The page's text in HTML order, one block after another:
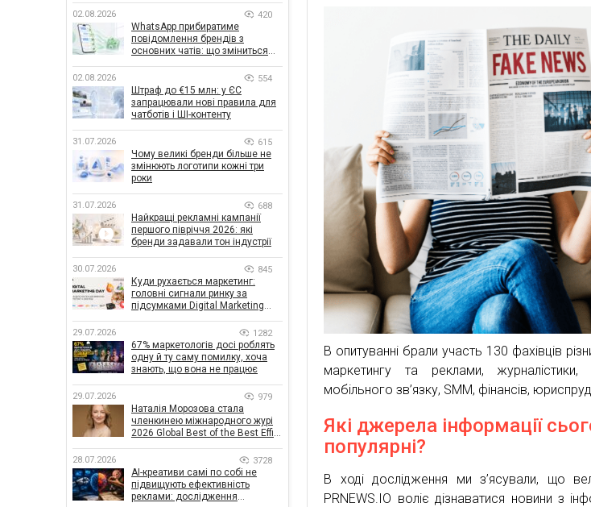
В опитуванні брали участь 130 фахівців
маркетингу та реклами, журналістики,
мобільного зв’язку, SMM, фінансів,
Які джерела інформації
популярні?
В ході дослідження ми з’ясували, що
PRNEWS.IO воліє дізнаватися новини з
02.08.2026 420
WhatsApp прибиратиме
повідомлення брендів з
основних чатів: що зміниться
02.08.2026 554
Штраф до €15 млн: у ЄС
запрацювали нові правила для
чатботів і ШІ-контенту
31.07.2026 615
Чому великі бренди більше не
змінюють логотипи кожні три
роки
31.07.2026 688
Найкращі рекламні кампанії
першого півріччя 2026: які
бренди задавали тон індустрії
30.07.2026 845
Куди рухається маркетинг:
головні сигнали ринку за
підсумками Digital Marketing
29.07.2026 1282
67% маркетологів досі роблять
одну й ту саму помилку, хоча
знають, що вона не працює
29.07.2026 979
Наталія Морозова стала
членкинею міжнародного журі
2026 Global Best of the Best Effie
28.07.2026 3728
AI-креативи самі по собі не
підвищують ефективність
реклами: дослідження